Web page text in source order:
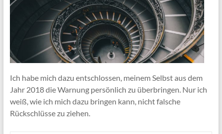
Ich habe mich dazu entschlossen, meinem Selbst aus dem
Jahr 2018 die Warnung persönlich zu überbringen. Nur ich
weiß, wie ich mich dazu bringen kann, nicht falsche
Rückschlüsse zu ziehen.